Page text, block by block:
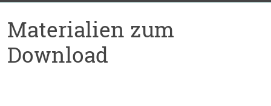
Materialien zum
Download